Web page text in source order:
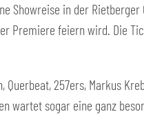
Showreise in der
Premiere feiern wird. Die
257ers, Markus
wartet sogar eine ganz